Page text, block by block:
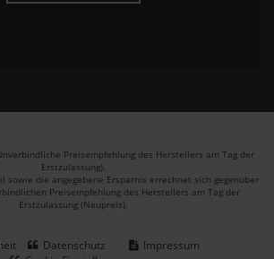
Preisempfehlung des Herstellers am Tag der
Erstzulassung).
sowie die angegebene Ersparnis errechnet sich gegenüber
Preisempfehlung des Herstellers am Tag der
Erstzulassung (Neupreis).
Datenschutz
Impressum